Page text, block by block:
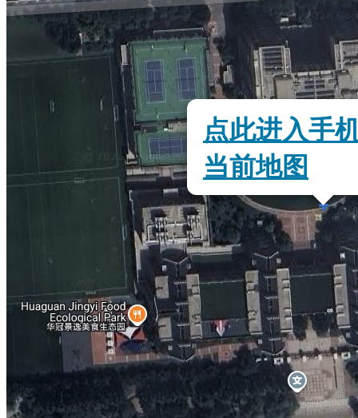
点此进入手
当前地图